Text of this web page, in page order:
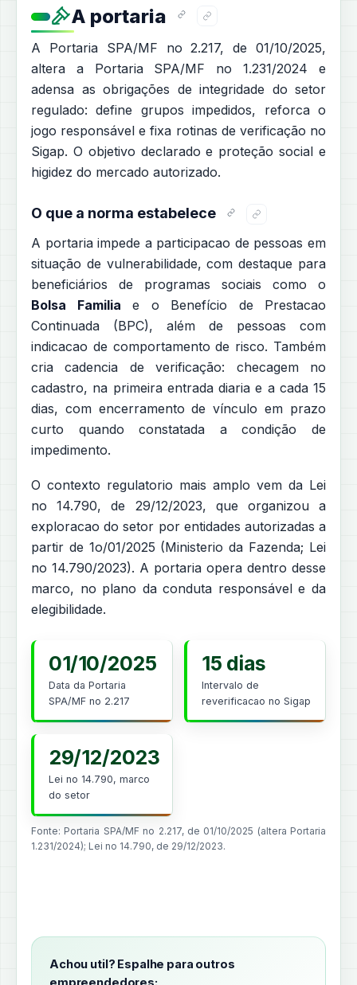
A portaria
A Portaria SPA/MF no 2.217, de 01/10/2025,
altera a Portaria SPA/MF no 1.231/2024 e
adensa as obrigações de integridade do setor
regulado: define grupos impedidos, reforca o
jogo responsável e fixa rotinas de verificação no
Sigap. O objetivo declarado e proteção social e
higidez do mercado autorizado.
O que a norma estabelece
A portaria impede a participacao de pessoas em
situação de vulnerabilidade, com destaque para
beneficiários de programas sociais como o
Bolsa Familia e o Benefício de Prestacao
Continuada (BPC), além de pessoas com
indicacao de comportamento de risco. Também
cria cadencia de verificação: checagem no
cadastro, na primeira entrada diaria e a cada 15
dias, com encerramento de vínculo em prazo
curto quando constatada a condição de
impedimento.
O contexto regulatorio mais amplo vem da Lei
no 14.790, de 29/12/2023, que organizou a
exploracao do setor por entidades autorizadas a
partir de 1o/01/2025 (Ministerio da Fazenda; Lei
no 14.790/2023). A portaria opera dentro desse
marco, no plano da conduta responsável e da
elegibilidade.
01/10/2025
Data da Portaria
SPA/MF no 2.217
15 dias
Intervalo de
reverificacao no Sigap
29/12/2023
Lei no 14.790, marco
do setor
Fonte: Portaria SPA/MF no 2.217, de 01/10/2025 (altera Portaria
1.231/2024); Lei no 14.790, de 29/12/2023.
Achou util? Espalhe para outros
empreendedores: